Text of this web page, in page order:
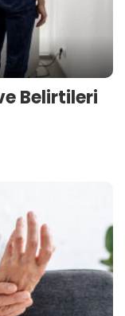
Belirtileri